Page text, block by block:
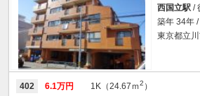
西国立駅 /
築年 34年
東京都立
402 6.1万円 1K（24.67ｍ2 ）